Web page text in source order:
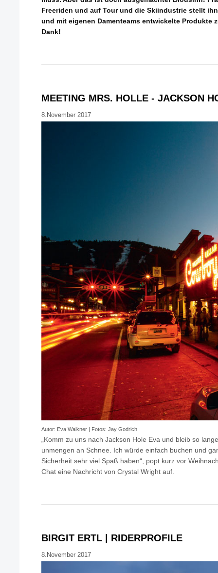
Freeriden und auf Tour und die Skiindustrie stellt
und mit eigenen Damenteams entwickelte Produkte
Dank!
MEETING MRS. HOLLE - JACKSON
8.November 2017
Autor: Eva Walkner | Fotos: Jay Godrich
„Komm zu uns nach Jackson Hole Eva und bleib so
unmengen an Schnee. Ich würde einfach buchen und
Sicherheit sehr viel Spaß haben“, popt kurz vor
Chat eine Nachricht von Crystal Wright auf.
BIRGIT ERTL | RIDERPROFILE
8.November 2017